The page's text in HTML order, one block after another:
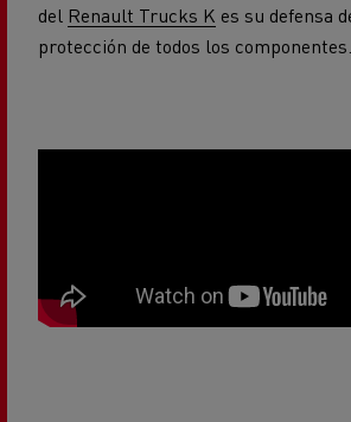
del Renault Trucks K es su defensa
protección de todos los componentes.